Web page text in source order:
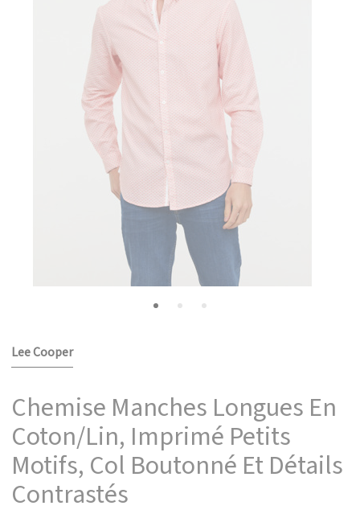
Lee Cooper
Chemise Manches Longues En
Coton/lin, Imprimé Petits
Motifs, Col Boutonné Et Détails
Contrastés